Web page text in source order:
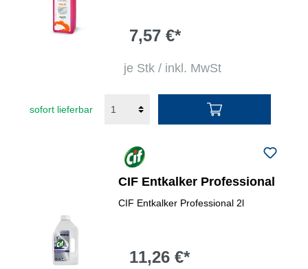
7,57 €*
je Stk / inkl. MwSt
sofort lieferbar
CIF Entkalker Professional
CIF Entkalker Professional 2l
11,26 €*